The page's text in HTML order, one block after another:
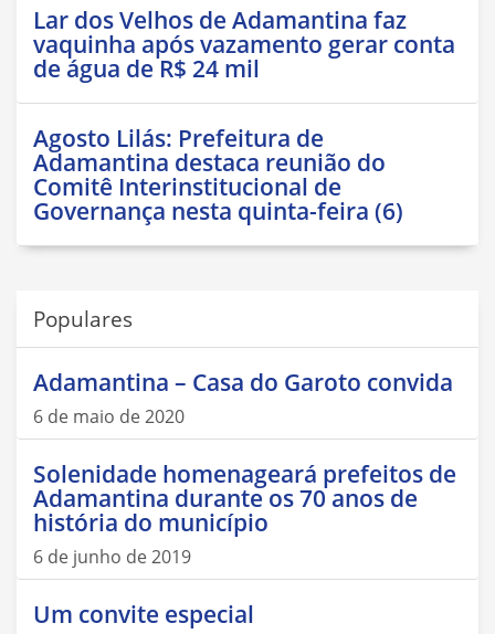
Lar dos Velhos de Adamantina faz
vaquinha após vazamento gerar conta
de água de R$ 24 mil
Agosto Lilás: Prefeitura de
Adamantina destaca reunião do
Comitê Interinstitucional de
Governança nesta quinta-feira (6)
Populares
Adamantina – Casa do Garoto convida
6 de maio de 2020
Solenidade homenageará prefeitos de
Adamantina durante os 70 anos de
história do município
6 de junho de 2019
Um convite especial